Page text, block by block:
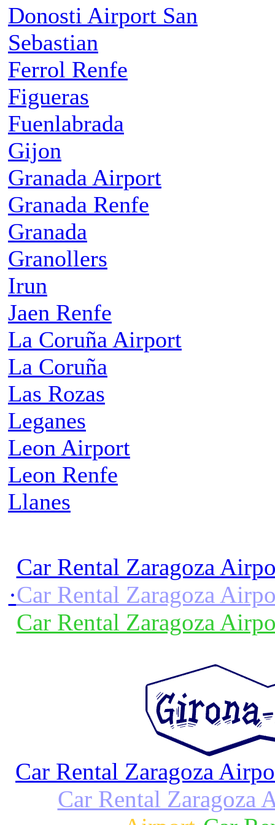
Donosti Airport San
Sebastian
Ferrol Renfe
Figueras
Fuenlabrada
Gijon
Granada Airport
Granada Renfe
Granada
Granollers
Irun
Jaen Renfe
La Coruña Airport
La Coruña
Las Rozas
Leganes
Leon Airport
Leon Renfe
Llanes
Car Rental Zaragoza
·Car Rental Zaragoza
Car Rental Zaragoza
Car Rental Zaragoza
Car Rental Zaragoza